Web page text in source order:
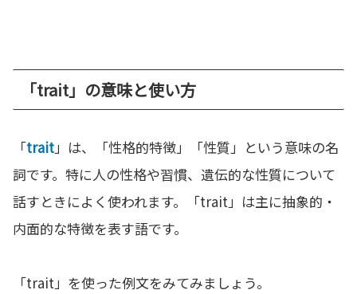
「trait」の意味と使い方
「trait」は、「性格的特徴」「性質」という意味の名
詞です。特に人の性格や習慣、遺伝的な性質について
話すときによく使われます。「trait」は主に抽象的・
内面的な特徴を表す語です。
「trait」を使った例文をみてみましょう。